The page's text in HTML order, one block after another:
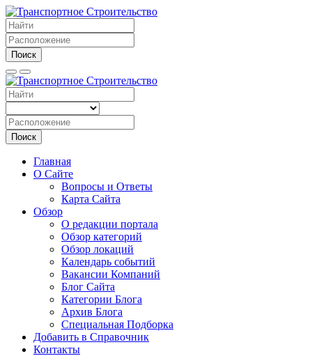
Поиск
Поиск
Главная
О Сайте
Вопросы и Ответы
Карта Сайта
Обзор
О редакции портала
Обзор категорий
Обзор локаций
Календарь событий
Вакансии Компаний
Блог Сайта
Категории Блога
Архив Блога
Специальная Подборка
Добавить в Справочник
Контакты